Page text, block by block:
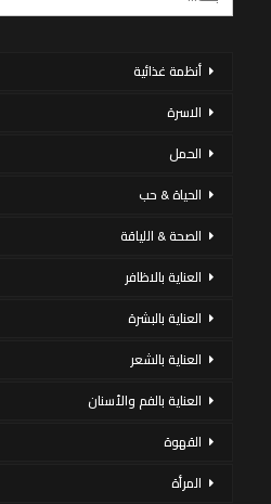
أنظمة غذائية
الاسرة
الحمل
الحياة & حب
الصحة & اللياقة
العناية بالاظافر
العناية بالبشرة
العناية بالشعر
العناية بالفم والأسنان
القهوة
المرأة